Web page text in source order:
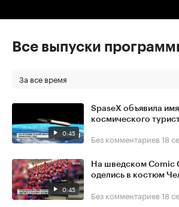
Все выпуски
За все время
0:45
SpaseX объявила
космического
Без комментариев 18
0:45
На шведском Comic
оделись в костюм
Без комментариев 18